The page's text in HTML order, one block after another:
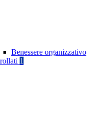
Benessere organizzativo
1